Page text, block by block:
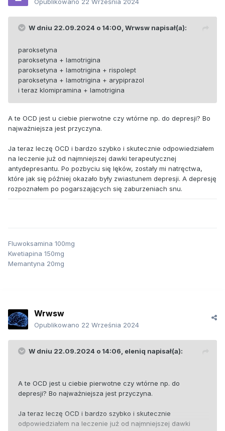
Opublikowano 22 Września 2024
W dniu 22.09.2024 o 14:00, Wrwsw napisał(a):
paroksetyna
paroksetyna + lamotrigina
paroksetyna + lamotrigina + rispolept
paroksetyna + lamotrigina + arypiprazol
i teraz klomipramina + lamotrigina
A te OCD jest u ciebie pierwotne czy wtórne np. do depresji? Bo
najważniejsza jest przyczyna.
Ja teraz leczę OCD i bardzo szybko i skutecznie odpowiedziałem
na leczenie już od najmniejszej dawki terapeutycznej
antydepresantu. Po pozbyciu się lęków, zostały mi natręctwa,
które jak się później okazało były zwiastunem depresji. A depresję
rozpoznałem po pogarszających się zaburzeniach snu.
Fluwoksamina 100mg
Kwetiapina 150mg
Memantyna 20mg
Wrwsw
Opublikowano 22 Września 2024
W dniu 22.09.2024 o 14:06, eleniq napisał(a):
A te OCD jest u ciebie pierwotne czy wtórne np. do
depresji? Bo najważniejsza jest przyczyna.
Ja teraz leczę OCD i bardzo szybko i skutecznie
odpowiedziałem na leczenie już od najmniejszej dawki